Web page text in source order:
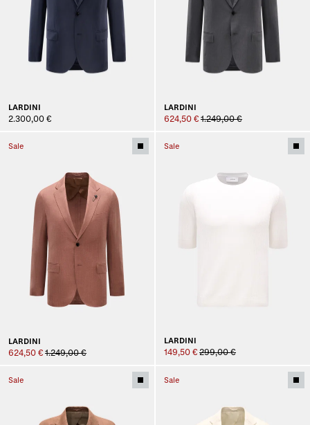
LARDINI
2.300,00 €
LARDINI
624,50 € 1.249,00 €
Sale
LARDINI
624,50 € 1.249,00 €
Sale
LARDINI
149,50 € 299,00 €
Sale Sale